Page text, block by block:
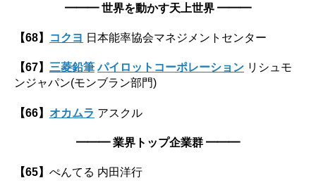
━━━世界を動かす天上世界 ━━━
【68】 コクヨ 日本能率協会マネジメントセンター
【67】 三菱鉛筆 パイロットコーポレーション リシュモ
ンジャパン(モンブラン部門)
【66】 オカムラ アスクル
━━━ 業界トップ企業群 ━━━
【65】 ぺんてる 内田洋行